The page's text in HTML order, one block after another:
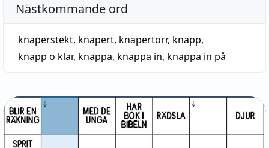
Nästkommande ord
knaperstekt, knapert, knapertorr, knapp,
knapp o klar, knappa, knappa in, knappa in på